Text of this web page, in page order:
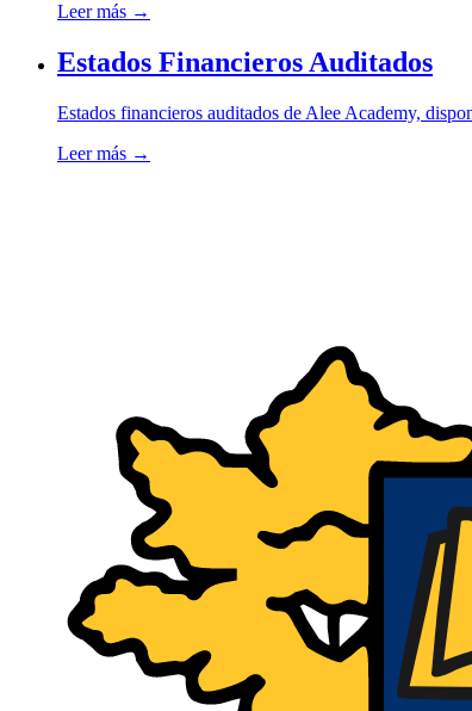
Leer más →
Estados Financieros Auditados
Estados financieros auditados de Alee Academy,
Leer más →